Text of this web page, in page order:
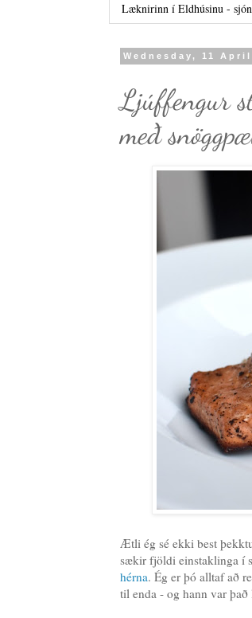
Læknirinn í Eldhúsinu -
Wednesday, 11 April
Ljúffengur
með
Ætli ég sé ekki best
sækir fjöldi einstaklinga í
hérna. Ég er þó alltaf að
til enda - og hann var